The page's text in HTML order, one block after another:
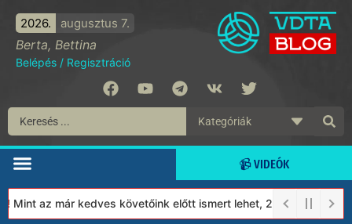
2026. augusztus 7.
Berta, Bettina
Belépés / Regisztráció
📹 VIDEÓK
az már kedves követőink előtt ismert lehet, 2023-tól a Védett